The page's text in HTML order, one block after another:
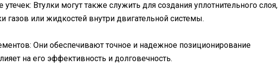
Втулки могут также служить для создания уплотнительного слоя,
газов или жидкостей внутри двигательной системы.
Они обеспечивают точное и надежное позиционирование
на его эффективность и долговечность.